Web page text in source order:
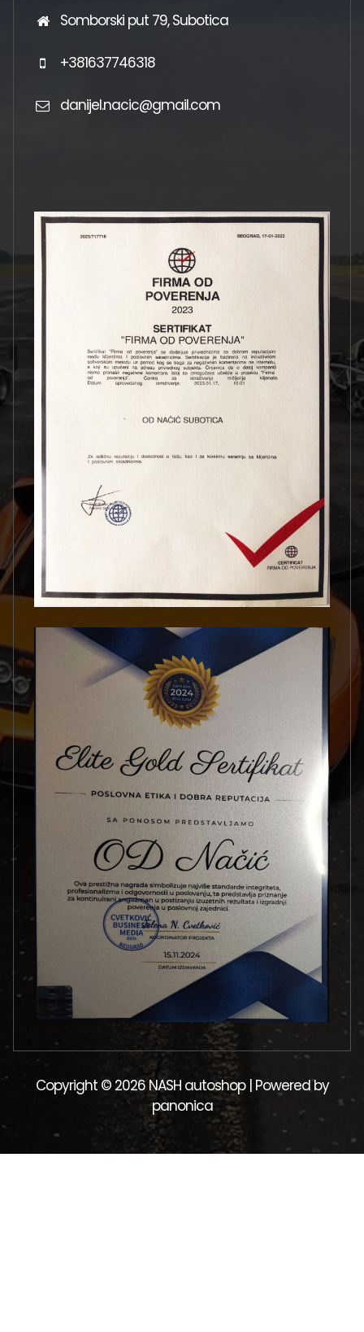
Somborski put 79, Subotica
+381637746318
danijel.nacic@gmail.com
Copyright © 2026 NASH autoshop | Powered by
panonica